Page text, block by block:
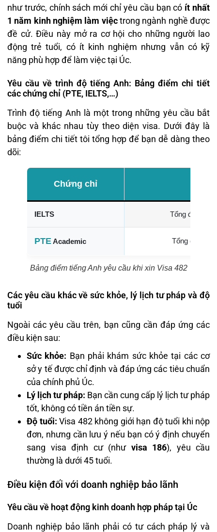
như trước, chính sách mới chỉ yêu cầu bạn có ít nhất
1 năm kinh nghiệm làm việctrong ngành nghề được
đề cử. Điều này mở ra cơ hội cho những người lao
động trẻ tuổi, có ít kinh nghiệm nhưng vẫn có kỹ
năng phù hợp để làm việc tại Úc.
Yêu cầu về trình độ tiếng Anh: Bảng điểm chi tiết
các chứng chỉ (PTE, IELTS,…)
Trình độ tiếng Anh là một trong những yêu cầu bắt
buộc và khác nhau tùy theo diện visa. Dưới đây là
bảng điểm chi tiết tôi tổng hợp để bạn dễ dàng theo
dõi:
Chứng chỉ
IELTS Tổng điểm
PTEAcademic Tổng điểm
Bảng điểm tiếng Anh yêu cầu khi xin Visa 482
Các yêu cầu khác về sức khỏe, lý lịch tư pháp và độ
tuổi
Ngoài các yêu cầu trên, bạn cũng cần đáp ứng các
điều kiện sau:
Sức khỏe: Bạn phải khám sức khỏe tại các cơ
sở y tế được chỉ định và đáp ứng các tiêu chuẩn
của chính phủ Úc.
Lý lịch tư pháp: Bạn cần cung cấp lý lịch tư pháp
tốt, không có tiền án tiền sự.
Độ tuổi: Visa 482 không giới hạn độ tuổi khi nộp
đơn, nhưng cần lưu ý nếu bạn có ý định chuyển
sang visa định cư (như visa 186), yêu cầu
thường là dưới 45 tuổi.
Điều kiện đối với doanh nghiệp bảo lãnh
Yêu cầu về hoạt động kinh doanh hợp pháp tại Úc
Doanh nghiệp bảo lãnh phải có tư cách pháp lý và